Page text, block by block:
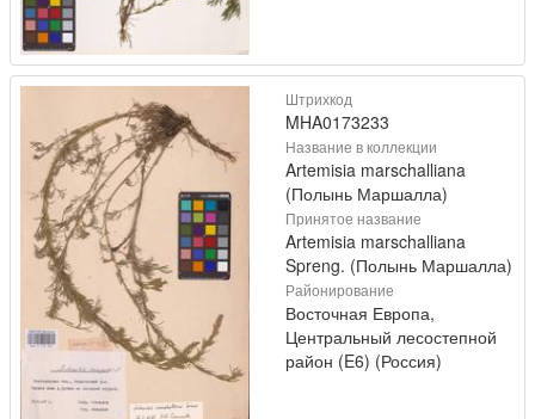
Штрихкод
MHA0173233
Название в коллекции
Artemisia marschalliana
(Полынь Маршалла)
Принятое название
Artemisia marschalliana
Spreng. (Полынь Маршалла)
Районирование
Восточная Европа,
Центральный лесостепной
район (E6) (Россия)